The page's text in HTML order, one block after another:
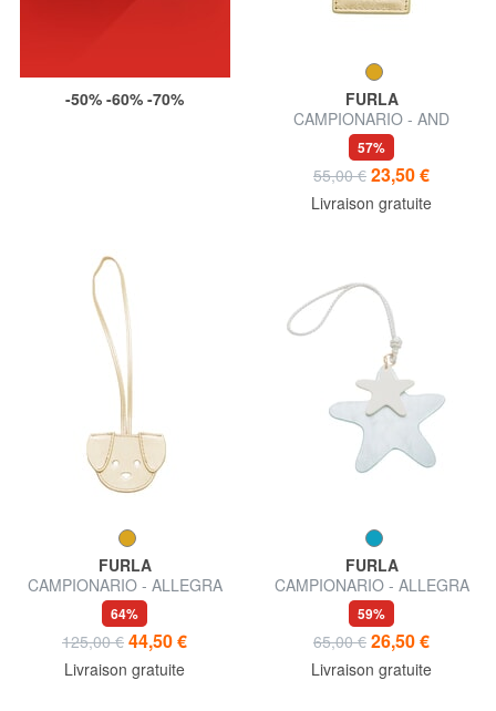
-50% -60% -70%
FURLA
CAMPIONARIO - AND
étiquette nominative en cuir
57%
55,00 € 23,50 €
Livraison gratuite
FURLA
CAMPIONARIO - ALLEGRA
charme en cuir
64%
125,00 € 44,50 €
Livraison gratuite
FURLA
CAMPIONARIO - ALLEGRA
Charme
59%
65,00 € 26,50 €
Livraison gratuite